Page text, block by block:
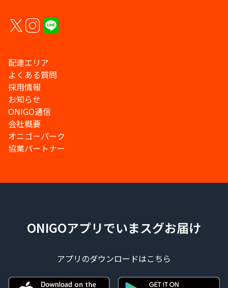
配達エリア
よくある質問
採用情報
お知らせ
ONIGO通信
会社概要
オニゴーパーク
協業パートナー
ONIGOアプリでいまスグお届け
アプリのダウンロードはこちら